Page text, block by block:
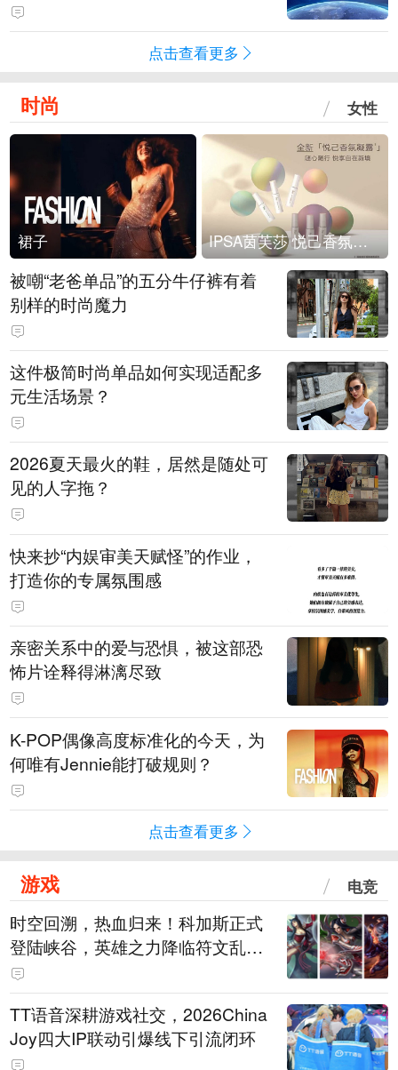
点击查看更多
时尚 女性
裙子 IPSA茵芙莎 悦己香氛凝露上市
被嘲“老爸单品”的五分牛仔裤有着
别样的时尚魔力
这件极简时尚单品如何实现适配多
元生活场景？
2026夏天最火的鞋，居然是随处可
见的人字拖？
快来抄“内娱审美天赋怪”的作业，
打造你的专属氛围感
亲密关系中的爱与恐惧，被这部恐
怖片诠释得淋漓尽致
K-POP偶像高度标准化的今天，为
何唯有Jennie能打破规则？
点击查看更多
游戏 电竞
时空回溯，热血归来！科加斯正式
登陆峡谷，英雄之力降临符文乱
斗！
TT语音深耕游戏社交，2026China
Joy四大IP联动引爆线下引流闭环